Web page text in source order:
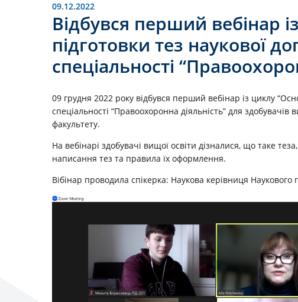
09.12.2022
Відбувся перший вебінар
підготовки тез наукової
спеціальності
09 грудня 2022 року відбувся перший вебінар із циклу
спеціальності “Правоохоронна діяльність” для
факультету.
На вебінарі здобувачі вищої освіти дізналися, що таке
написання тез та правила їх оформлення.
Вібінар проводила спікерка: Наукова керівниця Наукового